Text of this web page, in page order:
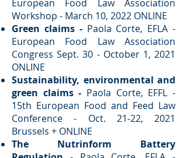
European Food Law Association
Workshop - March 10, 2022 ONLINE
Green claims -Paola Corte, EFLA -
European Food Law Association
Congress Sept. 30 - October 1, 2021
ONLINE
​Sustainability, environmental and
green claims - Paola Corte, EFFL -
15th European Food and Feed Law
Conference - Oct. 21-22, 2021
Brussels + ONLINE
​The Nutrinform Battery